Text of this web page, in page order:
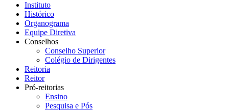
Instituto
Histórico
Organograma
Equipe Diretiva
Conselhos
Conselho Superior
Colégio de Dirigentes
Reitoria
Reitor
Pró-reitorias
Ensino
Pesquisa e Pós